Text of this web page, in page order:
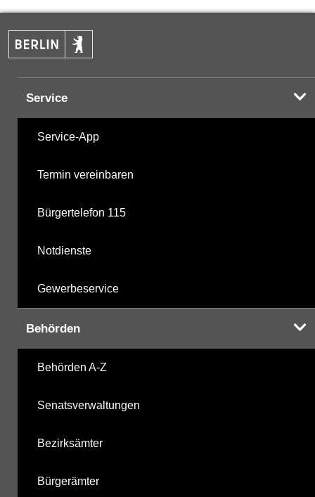
Service
Service-App
Termin vereinbaren
Bürgertelefon 115
Notdienste
Gewerbeservice
Behörden
Behörden A-Z
Senatsverwaltungen
Bezirksämter
Bürgerämter